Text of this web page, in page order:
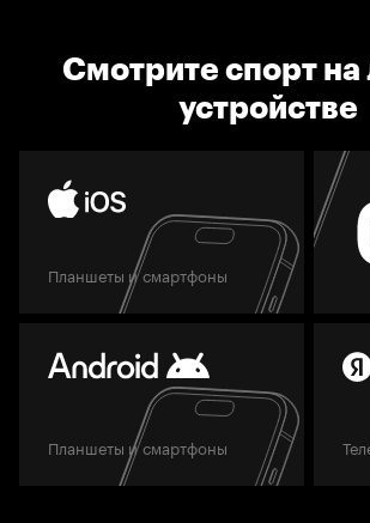
Смотрите спорт
устройстве
Планшеты и смартфоны
Планшеты и смартфоны